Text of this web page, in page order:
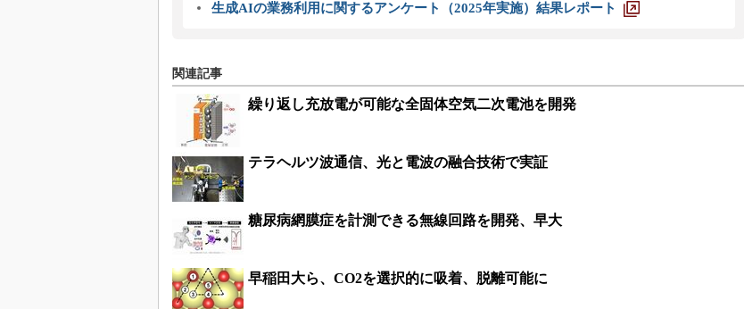
生成AIの業務利用に関するアンケート（2025年実施）結果レポート
関連記事
繰り返し充放電が可能な全固体空気二次電池を開発
テラヘルツ波通信、光と電波の融合技術で実証
糖尿病網膜症を計測できる無線回路を開発、早大
早稲田大ら、CO2を選択的に吸着、脱離可能に